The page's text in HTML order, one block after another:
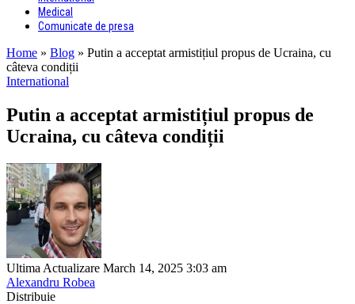
Medical
Comunicate de presa
Home » Blog » Putin a acceptat armistițiul propus de Ucraina, cu
câteva condiții
International
Putin a acceptat armistițiul propus de
Ucraina, cu câteva condiții
Ultima Actualizare March 14, 2025 3:03 am
Alexandru Robea
Distribuie